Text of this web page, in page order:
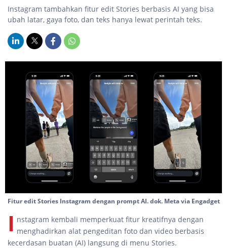
Instagram tambahkan fitur edit Stories berbasis AI yang bisa
ubah latar, gaya foto, dan teks hanya lewat perintah teks.
Fitur edit Stories Instagram dengan prompt AI. dok. Meta via Engadget
I nstagram kembali memperkuat fitur kreatifnya dengan
menghadirkan alat pengeditan foto dan video berbasis
kecerdasan buatan (AI) langsung di menu Stories.